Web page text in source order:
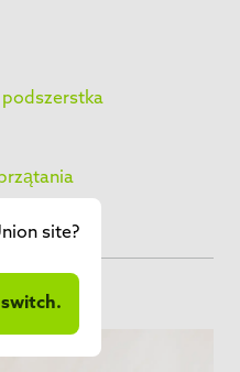
site?
switch.